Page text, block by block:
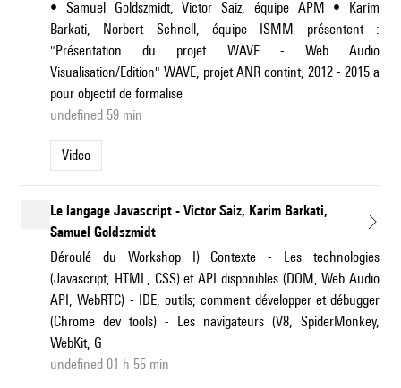
• Samuel Goldszmidt, Victor Saiz, équipe APM • Karim
Barkati, Norbert Schnell, équipe ISMM présentent :
"Présentation du projet WAVE - Web Audio
Visualisation/Edition" WAVE, projet ANR contint, 2012 - 2015 a
pour objectif de formalise
undefined 59 min
Video
Le langage Javascript - Victor Saiz, Karim Barkati,
Samuel Goldszmidt
Déroulé du Workshop I) Contexte - Les technologies
(Javascript, HTML, CSS) et API disponibles (DOM, Web Audio
API, WebRTC) - IDE, outils; comment développer et débugger
(Chrome dev tools) - Les navigateurs (V8, SpiderMonkey,
WebKit, G
undefined 01 h 55 min